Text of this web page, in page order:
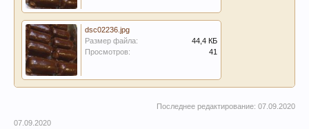
dsc02236.jpg
Размер файла:
44,4 КБ
Просмотров:
41
Последнее редактирование: 07.09.2020
07.09.2020